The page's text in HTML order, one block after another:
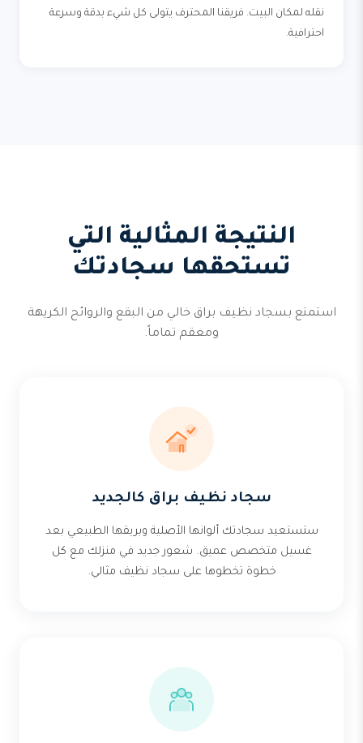
نقله لمكان البيت. فريقنا المحترف يتولى كل شيء بدقة وسرعة
احترافية.
النتيجة المثالية التي
تستحقها سجادتك
استمتع بسجاد نظيف براق خالي من البقع والروائح الكريهة
ومعقم تماماً.
سجاد نظيف براق كالجديد
ستستعيد سجادتك ألوانها الأصلية وبريقها الطبيعي بعد
غسيل متخصص عميق. شعور جديد في منزلك مع كل
خطوة تخطوها على سجاد نظيف مثالي.